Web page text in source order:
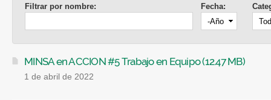
Filtrar por nombre:
Fecha:
Año
MINSA en ACCION #5 Trabajo en Equipo (12.47 MB)
1 de abril de 2022